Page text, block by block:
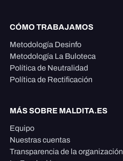
CÓMO TRABAJAMOS
Metodología Desinfo
Metodología La Buloteca
Política de Neutralidad
Política de Rectificación
MÁS SOBRE MALDITA.ES
Equipo
Nuestras cuentas
Transparencia de la organización